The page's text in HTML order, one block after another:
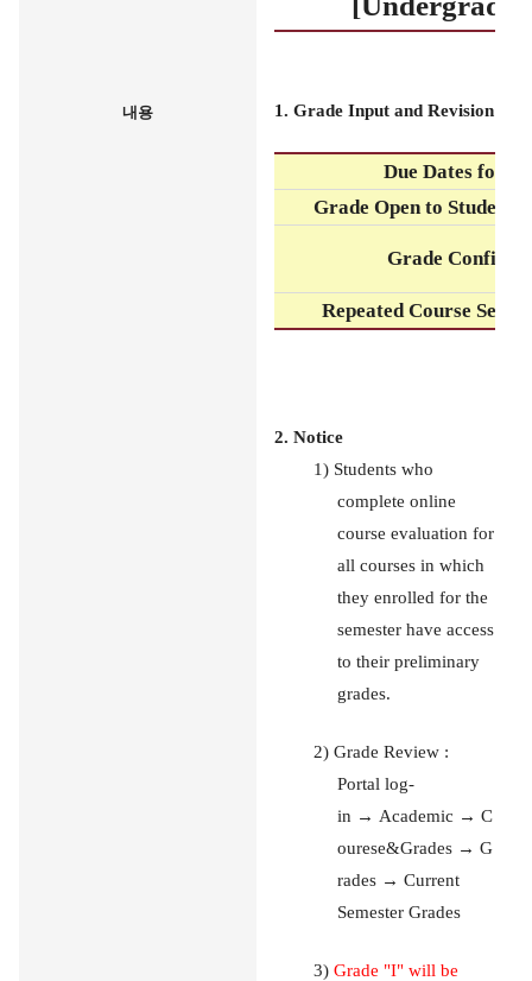
내용 1. Grade Input and Revision
Due Dates for
Grade Open to Students
Grade
Repeated Course
2. Notice
1) Students who
complete online
course evaluation for
all courses in which
they enrolled for the
semester have access
to their preliminary
grades.
2) Grade Review :
Portal log-
in → Academic →C
ourese&Grades →G
rades →Current
Semester Grades
3)Grade "I" will be